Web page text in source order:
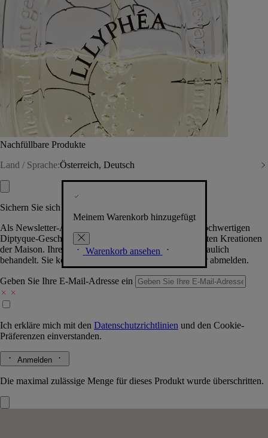
Nachfüllbare Produkte
Land / Sprache:Österreich, Deutsch
Meinem Warenkorb hinzugefügt
Warenkorb ansehen
Sichern Sie sich exklusive Vorteile
Als Newsletter-Abonnent.in erhalten Sie Zugang zu hochwertigen
Diptyque-Geschenken, Events & News über die neuesten Kreationen
der Maison. Ihre Daten werden selbstverständlich vertraulich
behandelt. Sie können sich jederzeit problemlos wieder abmelden.
Geben Sie Ihre E-Mail-Adresse ein
Ich erkläre mich mit den Datenschutzrichtlinien und den Cookie-
Präferenzen einverstanden.
Anmelden
Die maximal zulässige Menge für dieses Produkt wurde überschritten.